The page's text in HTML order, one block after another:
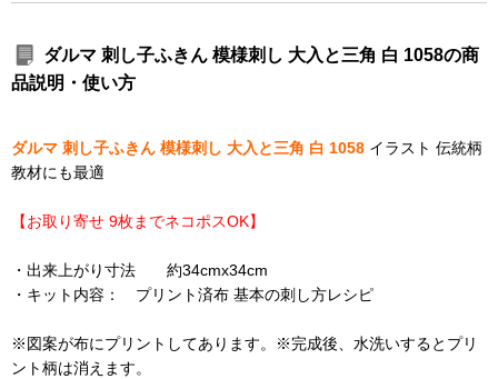
ダルマ 刺し子ふきん 模様刺し 大入と三角 白 1058の商
品説明・使い方
ダルマ 刺し子ふきん 模様刺し 大入と三角 白 1058 イラスト 伝統柄
教材にも最適
【お取り寄せ 9枚までネコポスOK】
・出来上がり寸法 約34cmx34cm
・キット内容： プリント済布 基本の刺し方レシピ
※図案が布にプリントしてあります。※完成後、水洗いするとプリ
ント柄は消えます。